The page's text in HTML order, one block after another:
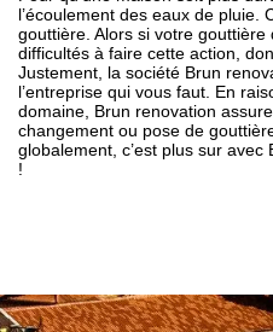
l’écoulement des eaux de pluie.
gouttière. Alors si votre
difficultés à faire cette action,
Justement, la société Brun
l’entreprise qui vous faut. En
domaine, Brun renovation
changement ou pose de
globalement, c’est plus sur
!